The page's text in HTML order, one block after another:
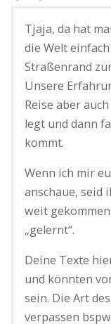
Tjaja, da hat
die Welt
Straßenrand
Unsere
Reise aber
legt und dann
kommt.
Wenn ich mir
anschaue, seid
weit
„gelernt“.
Deine Texte
und könnten
sein. Die Art
verpassen